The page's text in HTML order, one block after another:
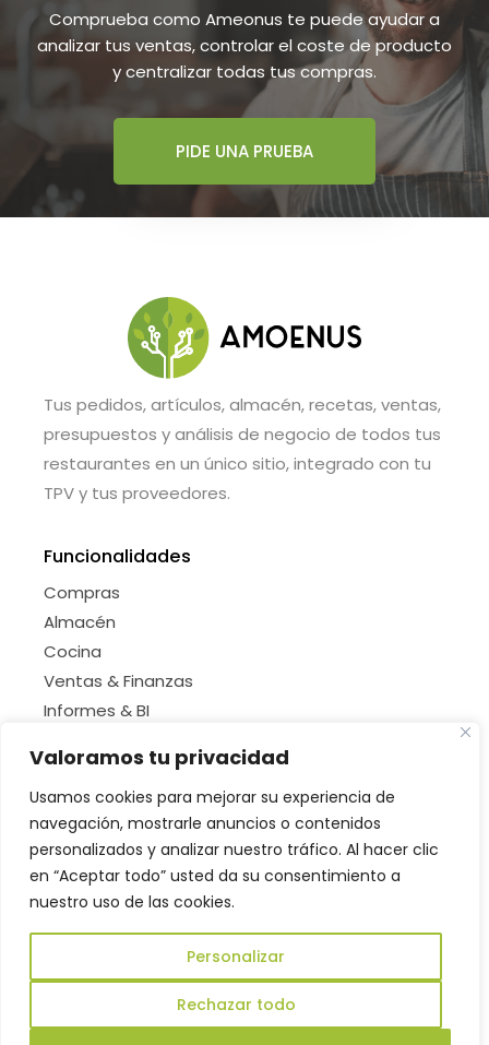
Valoramos tu privacidad
Usamos cookies para mejorar su experiencia de
navegación, mostrarle anuncios o contenidos
personalizados y analizar nuestro tráfico. Al hacer clic
en “Aceptar todo” usted da su consentimiento a
nuestro uso de las cookies.
Personalizar
Rechazar todo
Comprueba como Ameonus te puede ayudar a
analizar tus ventas, controlar el coste de producto
y centralizar todas tus compras.
PIDE UNA PRUEBA
Tus pedidos, artículos, almacén, recetas, ventas,
presupuestos y análisis de negocio de todos tus
restaurantes en un único sitio, integrado con tu
TPV y tus proveedores.
Funcionalidades
Compras
Almacén
Cocina
Ventas & Finanzas
Informes & BI
Condiciones Legales
Términos y condiciones
Política de privacidad
Política de cookies
Contacto
marketing@amoenus.com
+34 913 238 216
i n